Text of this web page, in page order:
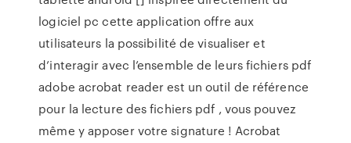
logiciel pc cette application offre aux
utilisateurs la possibilité de visualiser et
d’interagir avec l’ensemble de leurs fichiers pdf
adobe acrobat reader est un outil de référence
pour la lecture des fichiers pdf , vous pouvez
même y apposer votre signature ! Acrobat